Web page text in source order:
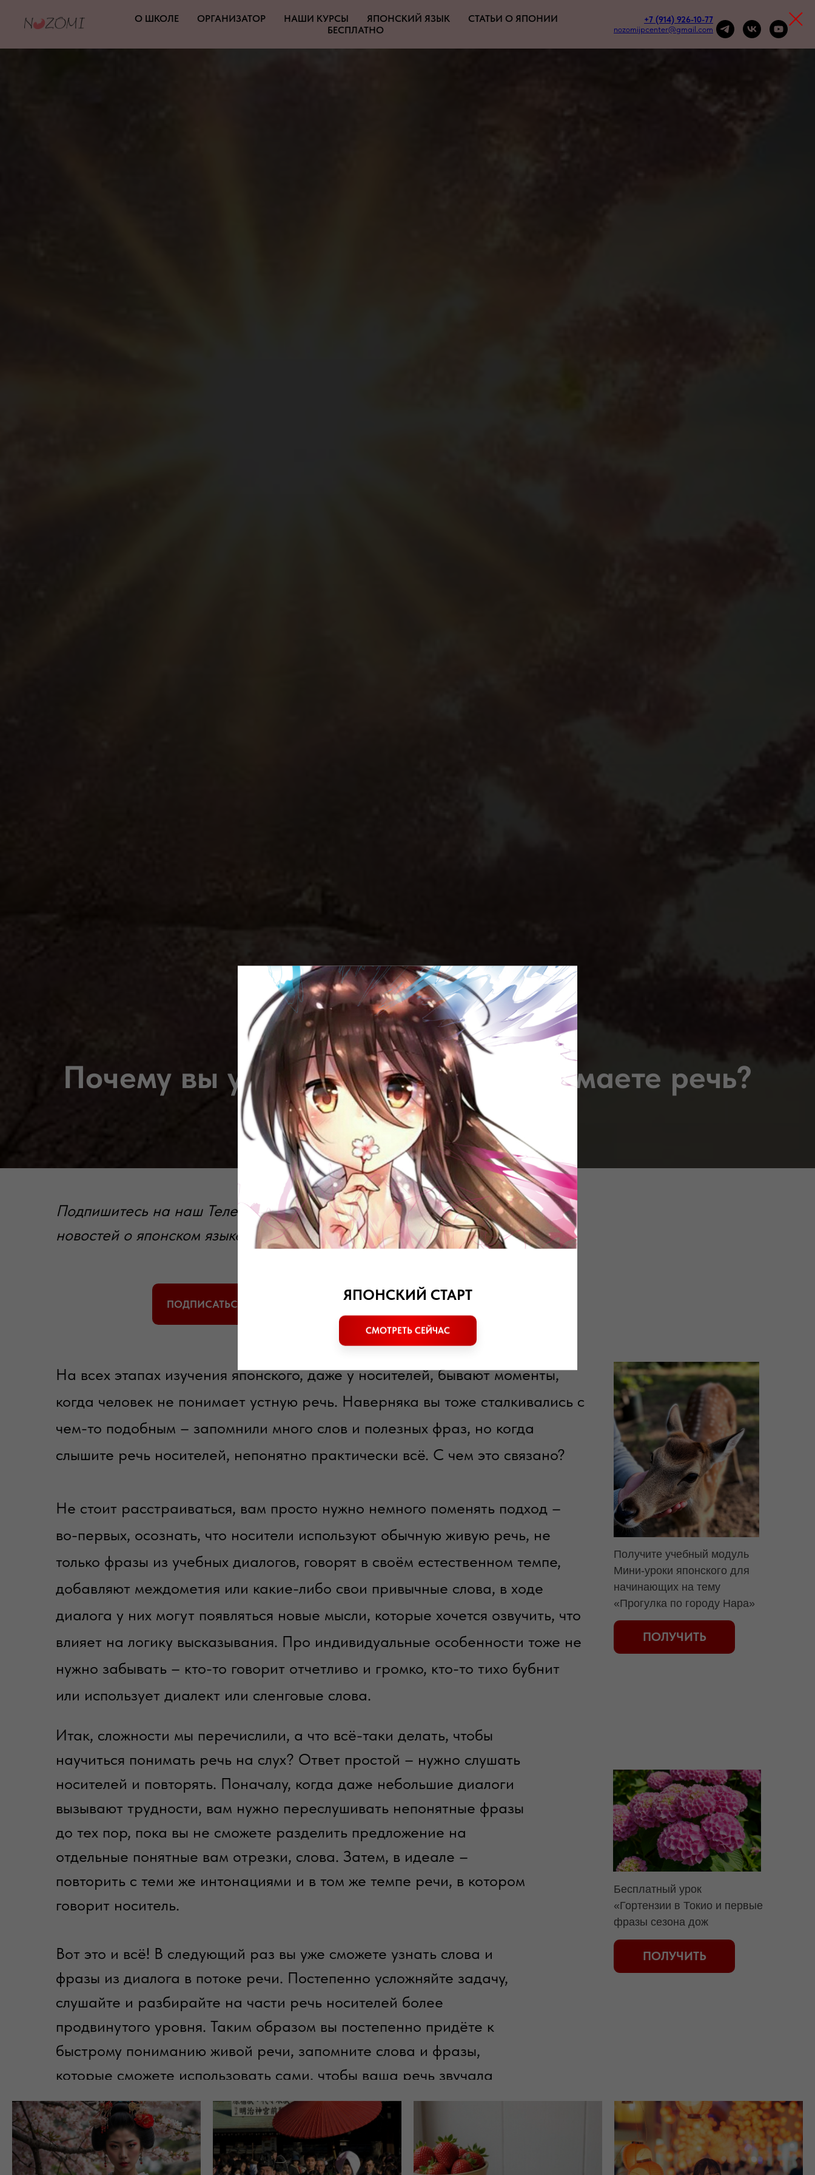
О ШКОЛЕ ОРГАНИЗАТОР НАШИ КУРСЫ ЯПОНСКИЙ ЯЗЫК
СТАТЬИ О ЯПОНИИ
БЕСПЛАТНО
+7 (914) 926-10-77
nozomijpcenter@gmail.com
Почему вы учите слова, но не понимаете речь?
Подпишитесь на наш Телеграм-канал, чтобы быть в курсе
новостей о японском языке, наборе новых групп и акциях👇👇👇
ПОДПИСАТЬСЯ НА ТЕЛЕГРАМ-КАНАЛ
На всех этапах изучения японского, даже у носителей, бывают моменты,
когда человек не понимает устную речь. Наверняка вы тоже сталкивались с
чем-то подобным – запомнили много слов и полезных фраз, но когда
слышите речь носителей, непонятно практически всё. С чем это связано?
Не стоит расстраиваться, вам просто нужно немного поменять подход –
во-первых, осознать, что носители используют обычную живую речь, не
только фразы из учебных диалогов, говорят в своём естественном темпе,
добавляют междометия или какие-либо свои привычные слова, в ходе
диалога у них могут появляться новые мысли, которые хочется озвучить, что
влияет на логику высказывания. Про индивидуальные особенности тоже не
нужно забывать – кто-то говорит отчетливо и громко, кто-то тихо бубнит
или использует диалект или сленговые слова.
Получите учебный модуль
Мини-уроки японского для
начинающих на тему
«Прогулка по городу Нара»
ПОЛУЧИТЬ
Бесплатный урок
«Гортензии в Токио и первые
фразы сезона дож
ПОЛУЧИТЬ
Итак, сложности мы перечислили, а что всё-таки делать, чтобы
научиться понимать речь на слух? Ответ простой – нужно слушать
носителей и повторять. Поначалу, когда даже небольшие диалоги
вызывают трудности, вам нужно переслушивать непонятные фразы
до тех пор, пока вы не сможете разделить предложение на
отдельные понятные вам отрезки, слова. Затем, в идеале –
повторить с теми же интонациями и в том же темпе речи, в котором
говорит носитель.
Вот это и всё! В следующий раз вы уже сможете узнать слова и
фразы из диалога в потоке речи. Постепенно усложняйте задачу,
слушайте и разбирайте на части речь носителей более
продвинутого уровня. Таким образом вы постепенно придёте к
быстрому пониманию живой речи, запомните слова и фразы,
которые сможете использовать сами, чтобы ваша речь звучала
естественно.
ЯПОНСКИЙ СТАРТ
СМОТРЕТЬ СЕЙЧАС